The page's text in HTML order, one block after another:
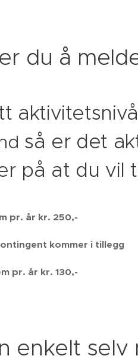
du å
så er det
på at du vil
pr. år kr. 250,-
kommer i tillegg
pr. år kr. 130,-
enkelt